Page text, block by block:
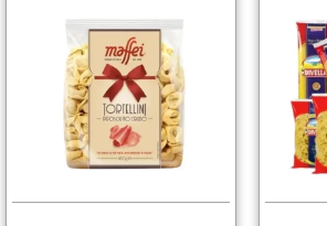
varianti.
opzioni
possono